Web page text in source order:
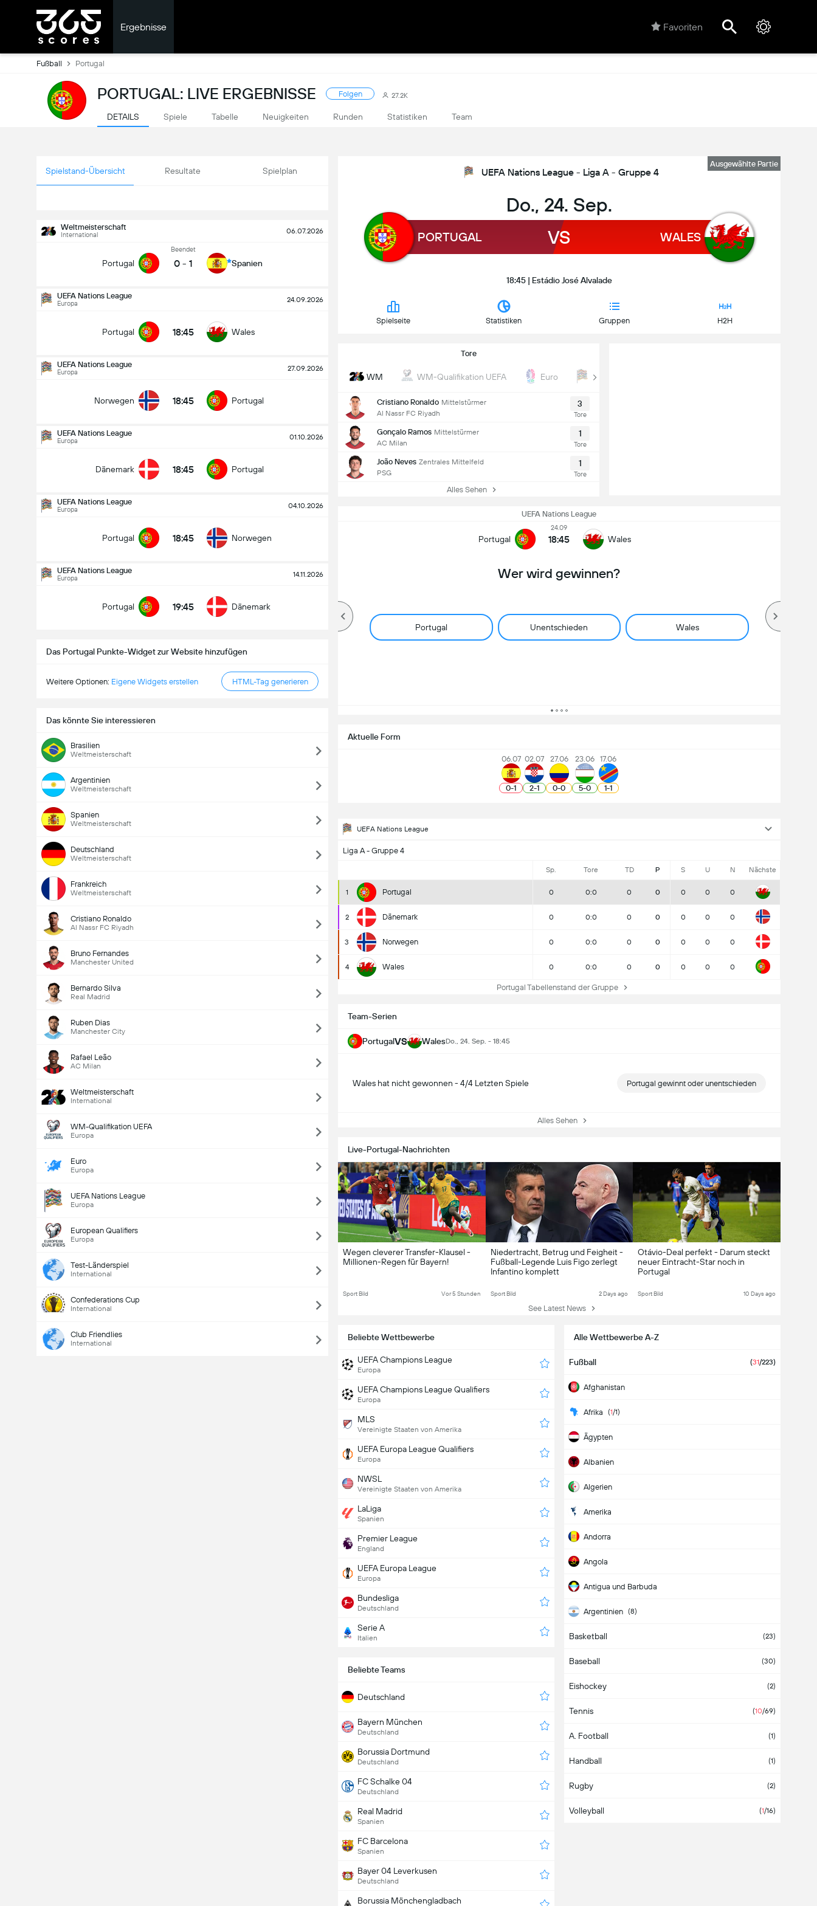
Ergebnisse Favoriten
Fußball Portugal
PORTUGAL: LIVE ERGEBNISSE Folgen 27.2K
DETAILS Spiele Tabelle Neuigkeiten Runden Statistiken Team
Spielstand-Übersicht Resultate Spielplan
Weltmeisterschaft
International 06.07.2026
Portugal
Beendet
0 - 1 Spanien
UEFA Nations League
Europa 24.09.2026
Portugal 18:45 Wales
UEFA Nations League
Europa 27.09.2026
Norwegen 18:45 Portugal
UEFA Nations League
Europa 01.10.2026
Dänemark 18:45 Portugal
UEFA Nations League
Europa 04.10.2026
Portugal 18:45 Norwegen
UEFA Nations League
Europa 14.11.2026
Portugal 19:45 Dänemark
Das Portugal Punkte-Widget zur Website hinzufügen
Weitere Optionen: Eigene Widgets erstellen HTML-Tag generieren
Das könnte Sie interessieren
Brasilien
Weltmeisterschaft
Argentinien
Weltmeisterschaft
Spanien
Weltmeisterschaft
Deutschland
Weltmeisterschaft
Frankreich
Weltmeisterschaft
Cristiano Ronaldo
Al Nassr FC Riyadh
Bruno Fernandes
Manchester United
Bernardo Silva
Real Madrid
Ruben Dias
Manchester City
Rafael Leão
AC Milan
Weltmeisterschaft
International
WM-Qualifikation UEFA
Europa
Euro
Europa
UEFA Nations League
Europa
European Qualifiers
Europa
Test-Länderspiel
International
Confederations Cup
International
Club Friendlies
International
Ausgewählte Partie
UEFA Nations League - Liga A - Gruppe 4
Do., 24. Sep.
PORTUGAL VS WALES
18:45 | Estádio José Alvalade
Spielseite Statistiken Gruppen H2H
Tore
WM WM-Qualifikation UEFA Euro UEFA Nations League
Cristiano Ronaldo Mittelstürmer
Al Nassr FC Riyadh
3
Tore
Gonçalo Ramos Mittelstürmer
AC Milan
1
Tore
João Neves Zentrales Mittelfeld
PSG
1
Tore
Alles Sehen
UEFA Nations League
Portugal
24.09
18:45 Wales
Wer wird gewinnen?
Portugal Unentschieden Wales
18:45 Portugal
Gesamtanzahl Tore im Spiel (2.5)
Aktuelle Form
06.07
0-1
02.07
2-1
27.06
0-0
23.06
5-0
17.06
1-1
UEFA Nations League
Liga A - Gruppe 4
Sp. Tore TD P S U N Nächste
1 Portugal 0 0:0 0 0 0 0 0
2 Dänemark 0 0:0 0 0 0 0 0
3 Norwegen 0 0:0 0 0 0 0 0
4 Wales 0 0:0 0 0 0 0 0
Portugal Tabellenstand der Gruppe
Team-Serien
PortugalVS WalesDo., 24. Sep. - 18:45
Wales hat nicht gewonnen - 4/4 Letzten Spiele Portugal gewinnt oder unentschieden
Alles Sehen
Live-Portugal-Nachrichten
Wegen cleverer Transfer-Klausel -
Millionen-Regen für Bayern!
Sport Bild Vor 5 Stunden
Niedertracht, Betrug und Feigheit -
Fußball-Legende Luis Figo zerlegt
Infantino komplett
Sport Bild 2 Days ago
Otávio-Deal perfekt - Darum steckt
neuer Eintracht-Star noch in
Portugal
Sport Bild 10 Days ago
See Latest News
Beliebte Wettbewerbe
UEFA Champions League
Europa
UEFA Champions League Qualifiers
Europa
MLS
Vereinigte Staaten von Amerika
UEFA Europa League Qualifiers
Europa
NWSL
Vereinigte Staaten von Amerika
LaLiga
Spanien
Premier League
England
UEFA Europa League
Europa
Bundesliga
Deutschland
Serie A
Italien
Alle Wettbewerbe A-Z
Fußball (31/223)
Afghanistan
Afrika (1/1)
Ägypten
Albanien
Algerien
Amerika
Andorra
Angola
Antigua und Barbuda
Argentinien (8)
Armenien
Aruba
Aserbaidschan
Asien
Äthiopien
Australien
Bahamas
Bahrein
Basketball (23)
Baseball (30)
Eishockey (2)
Tennis (10/69)
A. Football (1)
Handball (1)
Rugby (2)
Volleyball (1/16)
Beliebte Teams
Deutschland
Bayern München
Deutschland
Borussia Dortmund
Deutschland
FC Schalke 04
Deutschland
Real Madrid
Spanien
FC Barcelona
Spanien
Bayer 04 Leverkusen
Deutschland
Borussia Mönchengladbach